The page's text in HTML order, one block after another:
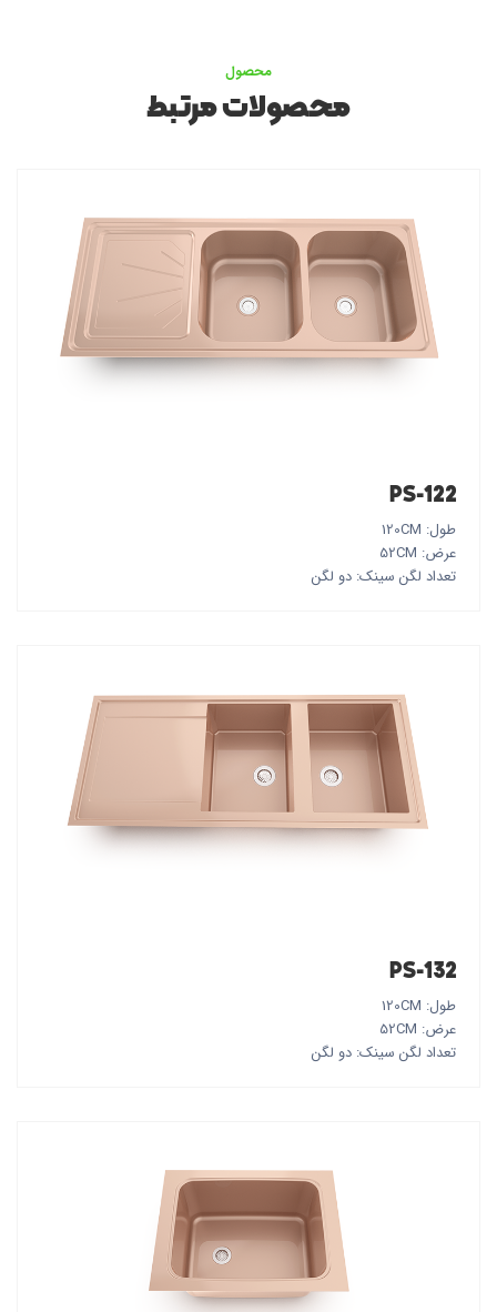
محصول
محصولات مرتبط
PS-122
طول: 120CM
عرض: 52CM
تعداد لگن سینک: دو لگن
PS-132
طول: 120CM
عرض: 52CM
تعداد لگن سینک: دو لگن